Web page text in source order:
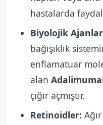
hastalarda
Biyolojik
bağışıklık
enflamatuar
alan
çığır açmıştır.
Retinoidler: